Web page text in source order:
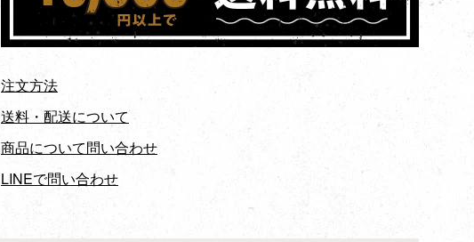
注文方法
送料・配送について
商品について問い合わせ
LINEで問い合わせ